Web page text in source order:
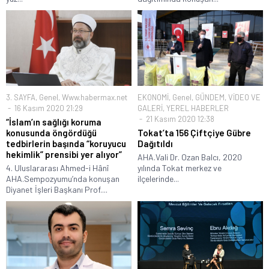
3. SAYFA, Genel, Www.habermax.net
16 Kasım 2020 21:29
“İslam’ın sağlığı koruma
konusunda öngördüğü
tedbirlerin başında “koruyucu
hekimlik” prensibi yer alıyor”
4. Uluslararası Ahmed-i Hânî
AHA.Sempozyumu’nda konuşan
Diyanet İşleri Başkanı Prof....
EKONOMİ, Genel, GÜNDEM, VİDEO VE
GALERİ, YEREL HABERLER
21 Kasım 2020 12:38
Tokat’ta 156 Çiftçiye Gübre
Dağıtıldı
AHA.Vali Dr. Ozan Balcı, 2020
yılında Tokat merkez ve
ilçelerinde...